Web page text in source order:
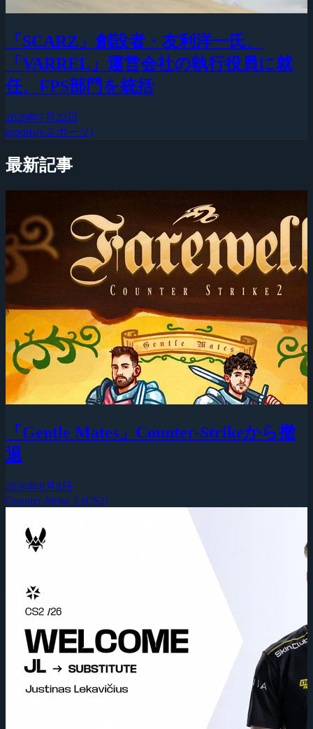
「SCARZ」創設者・友利洋一氏、
「VARREL」運営会社の執行役員に就
任、FPS部門を統括
2026年7月22日
esports(eスポーツ)
最新記事
「Gentle Mates」Counter-Strikeから撤
退
2026年8月8日
Counter-Strike 2 (CS2)